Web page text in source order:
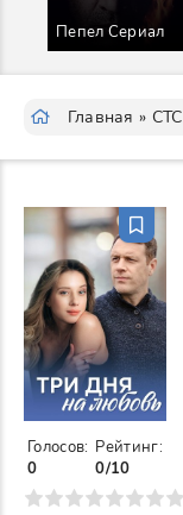
Пепел Сериал
Главная » СТС
Голосов:
0
Рейтинг:
0/10
7 8 9 10